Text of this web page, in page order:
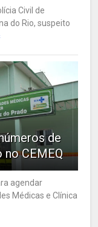
Civil de
do Rio, suspeito
de
CEMEQ
agendar
Médicas e Clínica